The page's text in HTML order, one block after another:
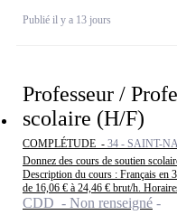
Publié il y a 13 jours
Professeur /
scolaire (H/F)
COMPLÉTUDE - 34 - SAINT-
Donnez des cours de soutien
Description du cours : Français en
de 16,06 € à 24,46 € brut/h. Horaires
CDD - Non renseigné